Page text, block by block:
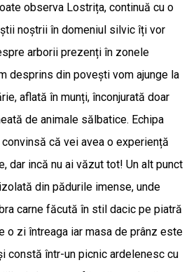
observa Lostrița, continuă cu o
noștrii în domeniul silvic îți vor
arborii prezenți în zonele
desprins din povești vom ajunge la
aflată în munți, înconjurată doar
de animale sălbatice. Echipa
că vei avea o experiență
dar incă nu ai văzut tot! Un alt punct
din pădurile imense, unde
carne făcută în stil dacic pe piatră
o zi întreaga iar masa de prânz este
constă într-un picnic ardelenesc cu